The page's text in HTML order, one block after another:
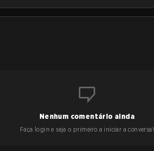
Nenhum comentário ainda
Faça login e seja o primeiro a iniciar a conversa!